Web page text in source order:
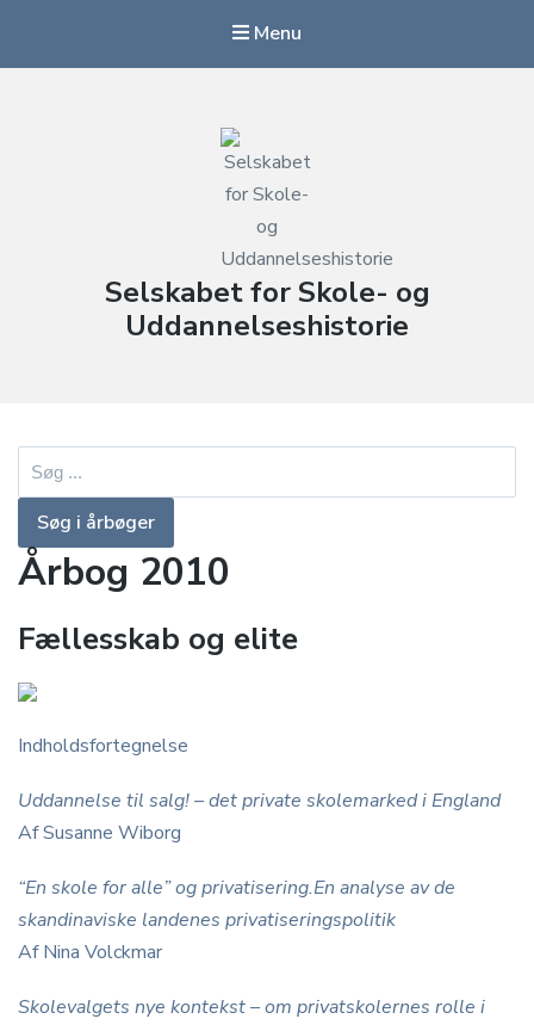
Menu
Selskabet for Skole- og
Uddannelseshistorie
Søg
efter:
Årbog 2010
Fællesskab og elite
Indholdsfortegnelse
Uddannelse til salg! – det private skolemarked i England
Af Susanne Wiborg
“En skole for alle” og privatisering.En analyse av de
skandinaviske landenes privatiseringspolitik
Af Nina Volckmar
Skolevalgets nye kontekst – om privatskolernes rolle i